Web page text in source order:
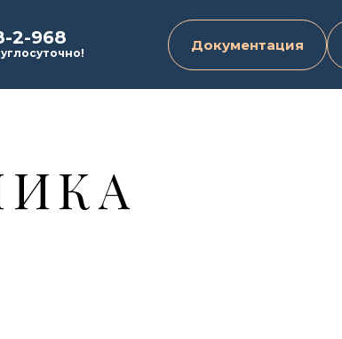
2-968 Документация